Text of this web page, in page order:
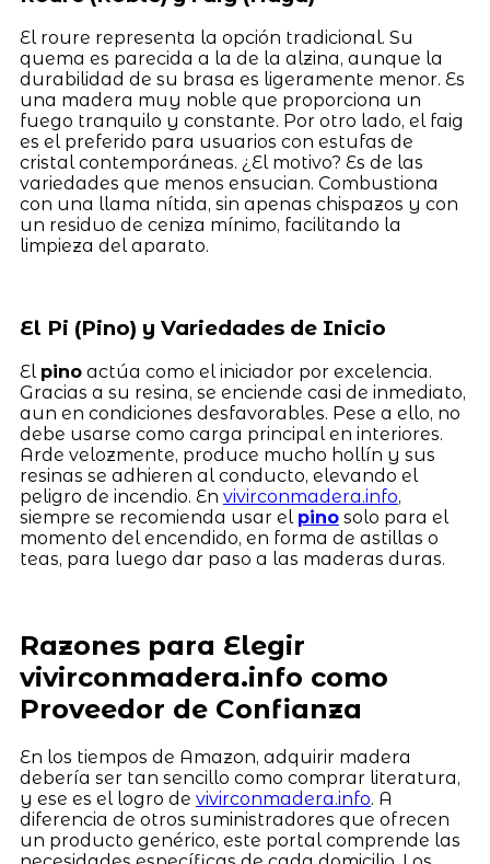
El roure representa la opción tradicional. Su
quema es parecida a la de la alzina, aunque la
durabilidad de su brasa es ligeramente menor. Es
una madera muy noble que proporciona un
fuego tranquilo y constante. Por otro lado, el faig
es el preferido para usuarios con estufas de
cristal contemporáneas. ¿El motivo? Es de las
variedades que menos ensucian. Combustiona
con una llama nítida, sin apenas chispazos y con
un residuo de ceniza mínimo, facilitando la
limpieza del aparato.
El Pi (Pino) y Variedades de Inicio
El pinoactúa como el iniciador por excelencia.
Gracias a su resina, se enciende casi de inmediato,
aun en condiciones desfavorables. Pese a ello, no
debe usarse como carga principal en interiores.
Arde velozmente, produce mucho hollín y sus
resinas se adhieren al conducto, elevando el
peligro de incendio. En vivirconmadera.info,
siempre se recomienda usar el pinosolo para el
momento del encendido, en forma de astillas o
teas, para luego dar paso a las maderas duras.
Razones para Elegir
vivirconmadera.info como
Proveedor de Confianza
En los tiempos de Amazon, adquirir madera
debería ser tan sencillo como comprar literatura,
y ese es el logro de vivirconmadera.info. A
diferencia de otros suministradores que ofrecen
un producto genérico, este portal comprende las